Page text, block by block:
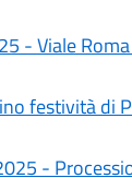
- Viale
festività di
-